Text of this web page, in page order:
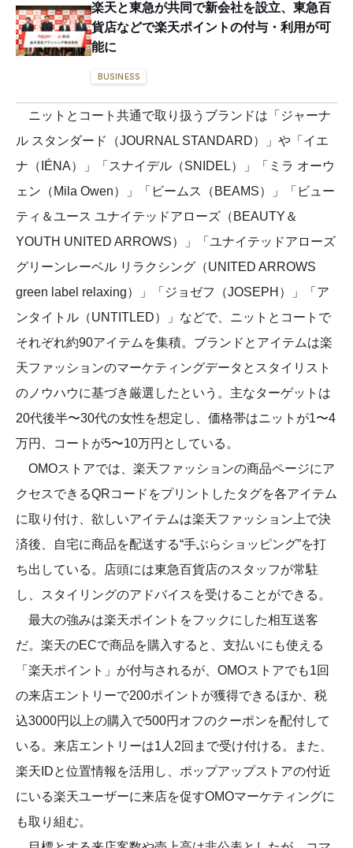
楽天と東急が共同で新会社を設立、東急百
貨店などで楽天ポイントの付与・利用が可
能に
BUSINESS
ニットとコート共通で取り扱うブランドは「ジャーナ
ル スタンダード（JOURNAL STANDARD）」や「イエ
ナ（IÉNA）」「スナイデル（SNIDEL）」「ミラ オーウ
ェン（Mila Owen）」「ビームス（BEAMS）」「ビュー
ティ＆ユース ユナイテッドアローズ（BEAUTY＆
YOUTH UNITED ARROWS）」「ユナイテッドアローズ
グリーンレーベル リラクシング（UNITED ARROWS
green label relaxing）」「ジョゼフ（JOSEPH）」「ア
ンタイトル（UNTITLED）」などで、ニットとコートで
それぞれ約90アイテムを集積。ブランドとアイテムは楽
天ファッションのマーケティングデータとスタイリスト
のノウハウに基づき厳選したという。主なターゲットは
20代後半〜30代の女性を想定し、価格帯はニットが1〜4
万円、コートが5〜10万円としている。
OMOストアでは、楽天ファッションの商品ページにア
クセスできるQRコードをプリントしたタグを各アイテム
に取り付け、欲しいアイテムは楽天ファッション上で決
済後、自宅に商品を配送する“手ぶらショッピング”を打
ち出している。店頭には東急百貨店のスタッフが常駐
し、スタイリングのアドバイスを受けることができる。
最大の強みは楽天ポイントをフックにした相互送客
だ。楽天のECで商品を購入すると、支払いにも使える
「楽天ポイント」が付与されるが、OMOストアでも1回
の来店エントリーで200ポイントが獲得できるほか、税
込3000円以上の購入で500円オフのクーポンを配付して
いる。来店エントリーは1人2回まで受け付ける。また、
楽天IDと位置情報を活用し、ポップアップストアの付近
にいる楽天ユーザーに来店を促すOMOマーケティングに
も取り組む。